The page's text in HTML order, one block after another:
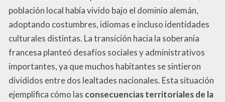
población local había vivido bajo el dominio alemán,
adoptando costumbres, idiomas e incluso identidades
culturales distintas. La transición hacia la soberanía
francesa planteó desafíos sociales y administrativos
importantes, ya que muchos habitantes se sintieron
divididos entre dos lealtades nacionales. Esta situación
ejemplifica cómo las consecuencias territoriales de la